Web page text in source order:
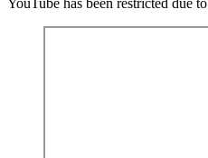
YouTube has been restricted due to